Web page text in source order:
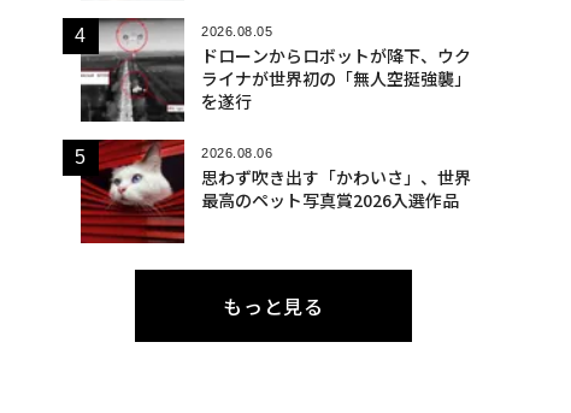
2026.08.05
ドローンからロボットが降下、ウク
ライナが世界初の「無人空挺強襲」
を遂行
2026.08.06
思わず吹き出す「かわいさ」、世界
最高のペット写真賞2026入選作品
もっと見る